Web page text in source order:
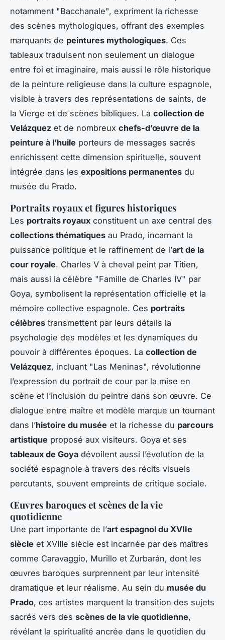
notamment "Bacchanale", expriment la richesse
des scènes mythologiques, offrant des exemples
marquants de peintures mythologiques. Ces
tableaux traduisent non seulement un dialogue
entre foi et imaginaire, mais aussi le rôle historique
de la peinture religieuse dans la culture espagnole,
visible à travers des représentations de saints, de
la Vierge et de scènes bibliques. La collection de
Velázquez et de nombreux chefs-d’œuvre de la
peinture à l’huile porteurs de messages sacrés
enrichissent cette dimension spirituelle, souvent
intégrée dans les expositions permanentes du
musée du Prado.
Portraits royaux et figures historiques
Les portraits royaux constituent un axe central des
collections thématiques au Prado, incarnant la
puissance politique et le raffinement de l’art de la
cour royale. Charles V à cheval peint par Titien,
mais aussi la célèbre "Famille de Charles IV" par
Goya, symbolisent la représentation officielle et la
mémoire collective espagnole. Ces portraits
célèbres transmettent par leurs détails la
psychologie des modèles et les dynamiques du
pouvoir à différentes époques. La collection de
Velázquez, incluant "Las Meninas", révolutionne
l’expression du portrait de cour par la mise en
scène et l’inclusion du peintre dans son œuvre. Ce
dialogue entre maître et modèle marque un tournant
dans l’histoire du musée et la richesse du parcours
artistique proposé aux visiteurs. Goya et ses
tableaux de Goya dévoilent aussi l’évolution de la
société espagnole à travers des récits visuels
percutants, souvent empreints de critique sociale.
Œuvres baroques et scènes de la vie
quotidienne
Une part importante de l’art espagnol du XVIIe
siècle et XVIIIe siècle est incarnée par des maîtres
comme Caravaggio, Murillo et Zurbarán, dont les
œuvres baroques surprennent par leur intensité
dramatique et leur réalisme. Au sein du musée du
Prado, ces artistes marquent la transition des sujets
sacrés vers des scènes de la vie quotidienne,
révélant la spiritualité ancrée dans le quotidien du